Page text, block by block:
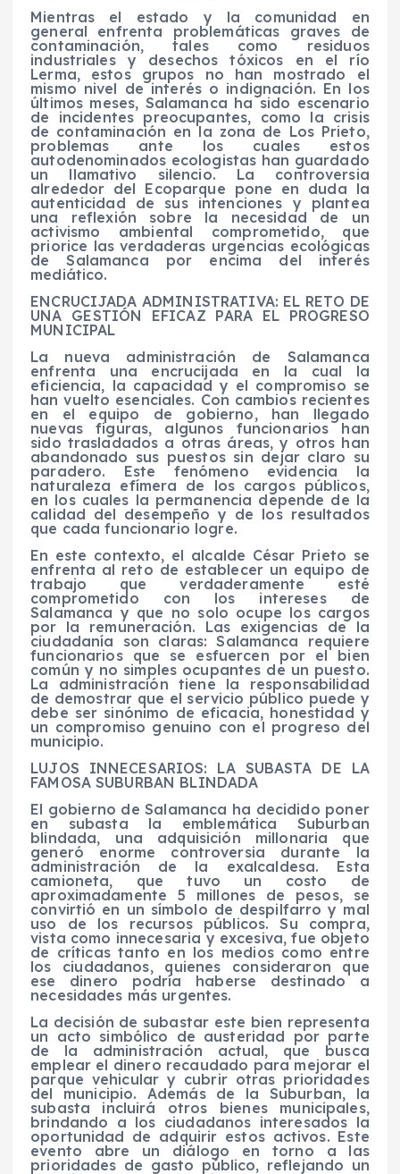
Mientras el estado y la comunidad en
general enfrenta problemáticas graves de
contaminación, tales como residuos
industriales y desechos tóxicos en el río
Lerma, estos grupos no han mostrado el
mismo nivel de interés o indignación. En los
últimos meses, Salamanca ha sido escenario
de incidentes preocupantes, como la crisis
de contaminación en la zona de Los Prieto,
problemas ante los cuales estos
autodenominados ecologistas han guardado
un llamativo silencio. La controversia
alrededor del Ecoparque pone en duda la
autenticidad de sus intenciones y plantea
una reflexión sobre la necesidad de un
activismo ambiental comprometido, que
priorice las verdaderas urgencias ecológicas
de Salamanca por encima del interés
mediático.
ENCRUCIJADA ADMINISTRATIVA: EL RETO DE
UNA GESTIÓN EFICAZ PARA EL PROGRESO
MUNICIPAL
La nueva administración de Salamanca
enfrenta una encrucijada en la cual la
eficiencia, la capacidad y el compromiso se
han vuelto esenciales. Con cambios recientes
en el equipo de gobierno, han llegado
nuevas figuras, algunos funcionarios han
sido trasladados a otras áreas, y otros han
abandonado sus puestos sin dejar claro su
paradero. Este fenómeno evidencia la
naturaleza efímera de los cargos públicos,
en los cuales la permanencia depende de la
calidad del desempeño y de los resultados
que cada funcionario logre.
En este contexto, el alcalde César Prieto se
enfrenta al reto de establecer un equipo de
trabajo que verdaderamente esté
comprometido con los intereses de
Salamanca y que no solo ocupe los cargos
por la remuneración. Las exigencias de la
ciudadanía son claras: Salamanca requiere
funcionarios que se esfuercen por el bien
común y no simples ocupantes de un puesto.
La administración tiene la responsabilidad
de demostrar que el servicio público puede y
debe ser sinónimo de eficacia, honestidad y
un compromiso genuino con el progreso del
municipio.
LUJOS INNECESARIOS: LA SUBASTA DE LA
FAMOSA SUBURBAN BLINDADA
El gobierno de Salamanca ha decidido poner
en subasta la emblemática Suburban
blindada, una adquisición millonaria que
generó enorme controversia durante la
administración de la exalcaldesa. Esta
camioneta, que tuvo un costo de
aproximadamente 5 millones de pesos, se
convirtió en un símbolo de despilfarro y mal
uso de los recursos públicos. Su compra,
vista como innecesaria y excesiva, fue objeto
de críticas tanto en los medios como entre
los ciudadanos, quienes consideraron que
ese dinero podría haberse destinado a
necesidades más urgentes.
La decisión de subastar este bien representa
un acto simbólico de austeridad por parte
de la administración actual, que busca
emplear el dinero recaudado para mejorar el
parque vehicular y cubrir otras prioridades
del municipio. Además de la Suburban, la
subasta incluirá otros bienes municipales,
brindando a los ciudadanos interesados la
oportunidad de adquirir estos activos. Este
evento abre un diálogo en torno a las
prioridades de gasto público, reflejando un